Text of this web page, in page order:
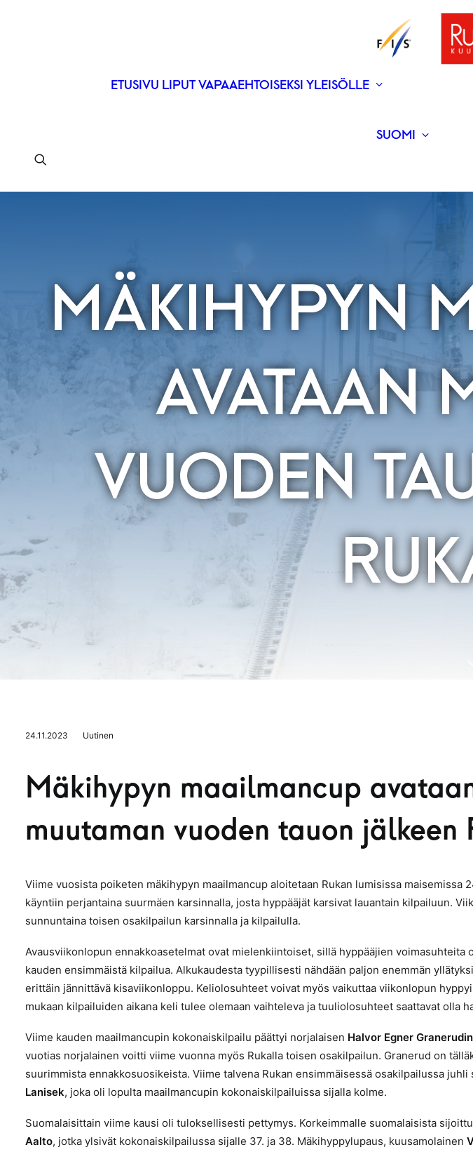
ETUSIVU LIPUT VAPAAEHTOISEKSI YLEISÖLLE
SUOMI
MÄKIHYPYN
AVATAAN
VUODEN
24.11.2023 Uutinen
Mäkihypyn maailmancup
muutaman vuoden tauon jälkeen
Viime vuosista poiketen mäkihypyn maailmancup aloitetaan Rukan lumisissa maisemissa
käyntiin perjantaina suurmäen karsinnalla, josta hyppääjät karsivat lauantain kilpailuun.
sunnuntaina toisen osakilpailun karsinnalla ja kilpailulla.
Avausviikonlopun ennakkoasetelmat ovat mielenkiintoiset, sillä hyppääjien voimasuhteita
kauden ensimmäistä kilpailua. Alkukaudesta tyypillisesti nähdään paljon enemmän
erittäin jännittävä kisaviikonloppu. Keliolosuhteet voivat myös vaikuttaa viikonlopun
mukaan kilpailuiden aikana keli tulee olemaan vaihteleva ja tuuliolosuhteet saattavat olla
Viime kauden maailmancupin kokonaiskilpailu päättyi norjalaisen Halvor Egner Granerudin
vuotias norjalainen voitti viime vuonna myös Rukalla toisen osakilpailun. Granerud on
suurimmista ennakkosuosikeista. Viime talvena Rukan ensimmäisessä osakilpailussa juhli
Lanisek, joka oli lopulta maailmancupin kokonaiskilpailuissa sijalla kolme.
Suomalaisittain viime kausi oli tuloksellisesti pettymys. Korkeimmalle suomalaisista
Aalto, jotka ylsivät kokonaiskilpailussa sijalle 37. ja 38. Mäkihyppylupaus, kuusamolainen